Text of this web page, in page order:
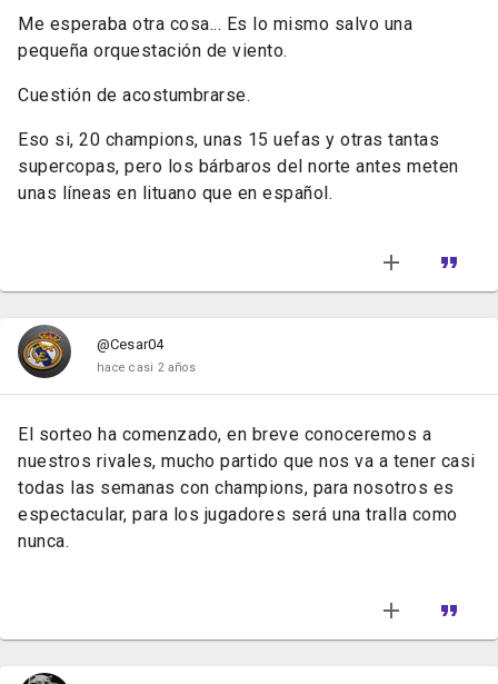
Me esperaba otra cosa... Es lo mismo salvo una
pequeña orquestación de viento.
Cuestión de acostumbrarse.
Eso si, 20 champions, unas 15 uefas y otras tantas
supercopas, pero los bárbaros del norte antes meten
unas líneas en lituano que en español.
@Cesar04
hace casi 2 años
El sorteo ha comenzado, en breve conoceremos a
nuestros rivales, mucho partido que nos va a tener casi
todas las semanas con champions, para nosotros es
espectacular, para los jugadores será una tralla como
nunca.